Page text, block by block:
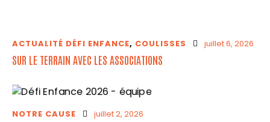
FAIRE UN DON
ACTUALITÉ DÉFI ENFANCE, COULISSES juillet 6, 2026
SUR LE TERRAIN AVEC LES ASSOCIATIONS
NOTRE CAUSE juillet 2, 2026